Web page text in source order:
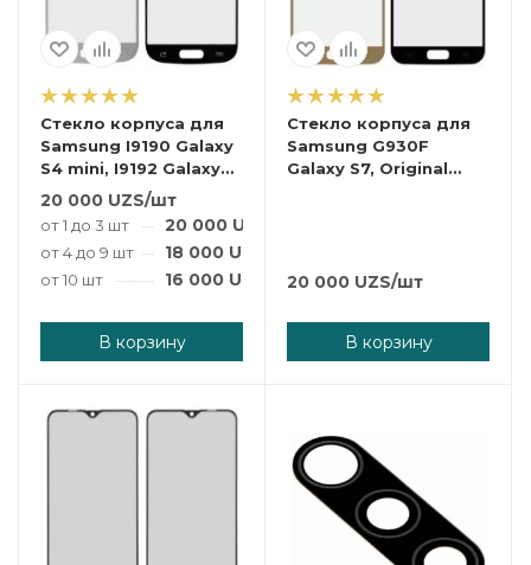
Стекло корпуса для
Samsung I9190 Galaxy
S4 mini, I9192 Galaxy
S4 Mini Duos, I9195
Galaxy S4 mini, белое
20 000 UZS/шт
от 1 до 3 шт 20 000UZS
от 4 до 9 шт 18 000UZS
от 10 шт 16 000UZS /шт
В корзину
Стекло корпуса для
Samsung G930F
Galaxy S7, Original
20 000 UZS/шт
В корзину